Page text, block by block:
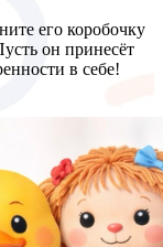
его коробочку
он принесёт
в себе!